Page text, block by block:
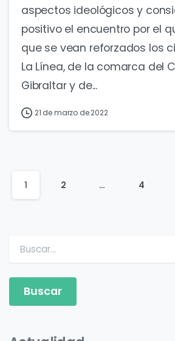
aspectos ideológicos y
positivo el encuentro por el
que se vean reforzados los
La Línea, de la comarca del
Gibraltar y de...
21 de marzo de 2022
1 2 … 4
Buscar: